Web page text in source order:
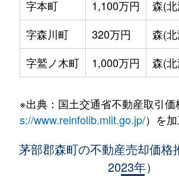
字本町
1,100万円 森(
字森川町
320万円 森(
字鷲ノ木町
1,000万円 森(
※出典：国土交通省不動産取引価
s://www.reinfolib.mlit.go.jp/）を
茅部郡森町の不動産売却価格
2023年）